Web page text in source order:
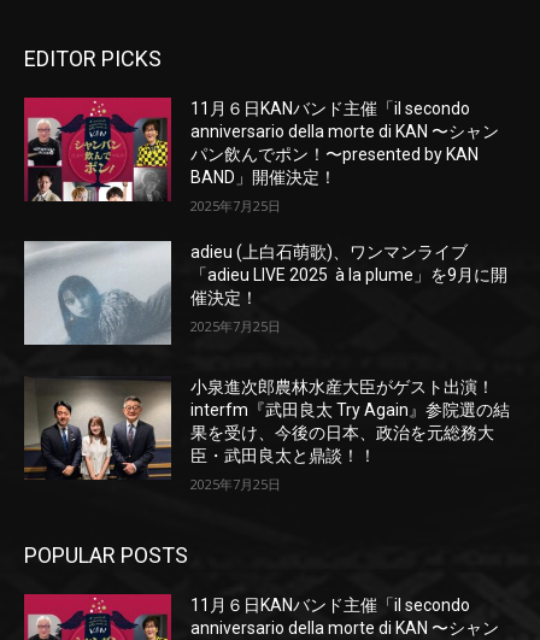
EDITOR PICKS
11月６日KANバンド主催「il secondo
anniversario della morte di KAN 〜シャン
パン飲んでポン！〜presented by KAN
BAND」開催決定！
2025年7月25日
adieu (上白石萌歌)、ワンマンライブ
「adieu LIVE 2025 à la plume」を9月に開
催決定！
2025年7月25日
小泉進次郎農林水産大臣がゲスト出演！
interfm『武田良太 Try Again』参院選の結
果を受け、今後の日本、政治を元総務大
臣・武田良太と鼎談！！
2025年7月25日
POPULAR POSTS
11月６日KANバンド主催「il secondo
anniversario della morte di KAN 〜シャン